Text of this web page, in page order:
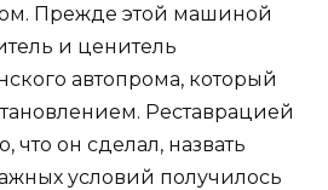
Прежде этой машиной
и ценитель
автопрома, который
Реставрацией
что он сделал, назвать
условий получилось